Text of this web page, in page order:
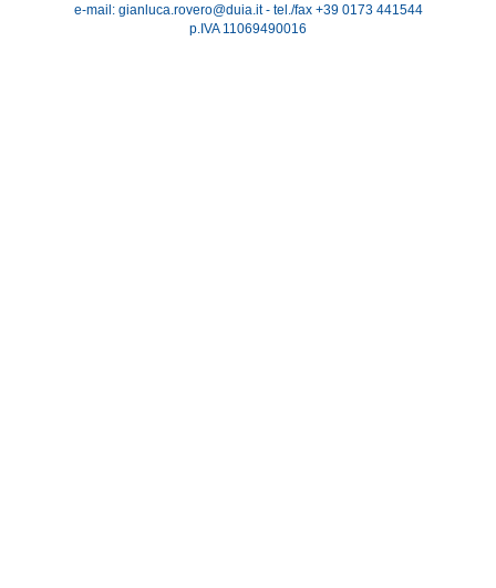
e-mail: gianluca.rovero@duia.it - tel./fax +39 0173 441544
p.IVA 11069490016